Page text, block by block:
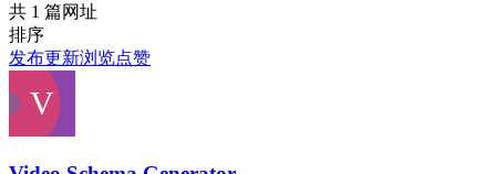
共 1 篇网址
排序
发布更新浏览点赞